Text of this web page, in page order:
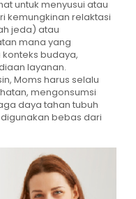
untuk menyusui atau
kemungkinan relaktasi
jeda) atau
mana yang
budaya,
layanan.
Moms harus selalu
mengonsumsi
daya tahan tubuh
bebas dari